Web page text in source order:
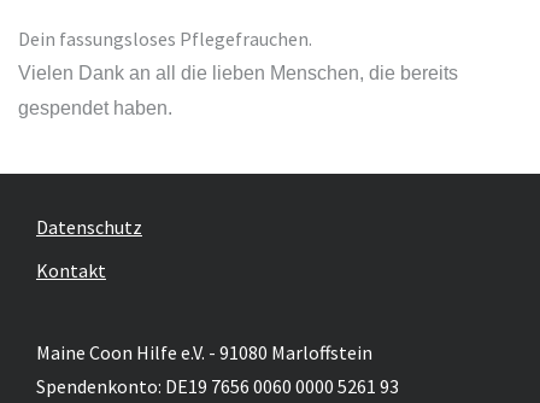
Dein fassungsloses Pflegefrauchen.
Vielen Dank an all die lieben Menschen, die bereits
gespendet haben.
Datenschutz
Kontakt
Maine Coon Hilfe e.V. - 91080 Marloffstein
Spendenkonto: DE19 7656 0060 0000 5261 93